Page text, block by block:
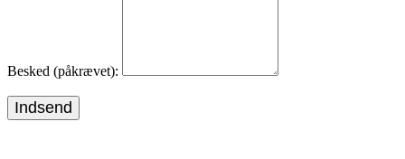
Besked (påkrævet):
Indsend